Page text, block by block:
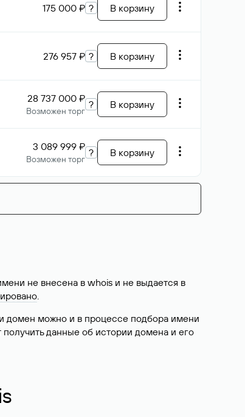
175 000 ₽ ? В корзину
276 957 ₽ ? В корзину
28 737 000 ₽
Возможен торг
? В корзину
3 089 999 ₽
Возможен торг
? В корзину
не внесена в whois и не выдается в
.
домен можно и в процессе подбора имени
данные об истории домена и его